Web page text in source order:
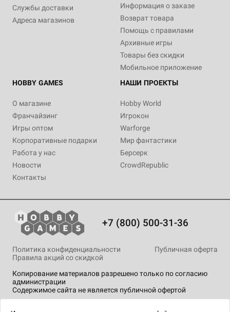
Службы доставки
Адреса магазинов
Информация о заказе
Возврат товара
Помощь с правилами
Архивные игры
Товары без скидки
Мобильное приложение
HOBBY GAMES
О магазине
Франчайзинг
Игры оптом
Корпоративные подарки
Работа у нас
Новости
Контакты
НАШИ ПРОЕКТЫ
Hobby World
Игрокон
Warforge
Мир фантастики
Берсерк
CrowdRepublic
+7 (800) 500-31-36
Копирование материалов разрешено только по согласию
администрации
Содержимое сайта не является публичной офертой
Политика конфиденциальности
Публичная оферта
Правила акций со скидкой